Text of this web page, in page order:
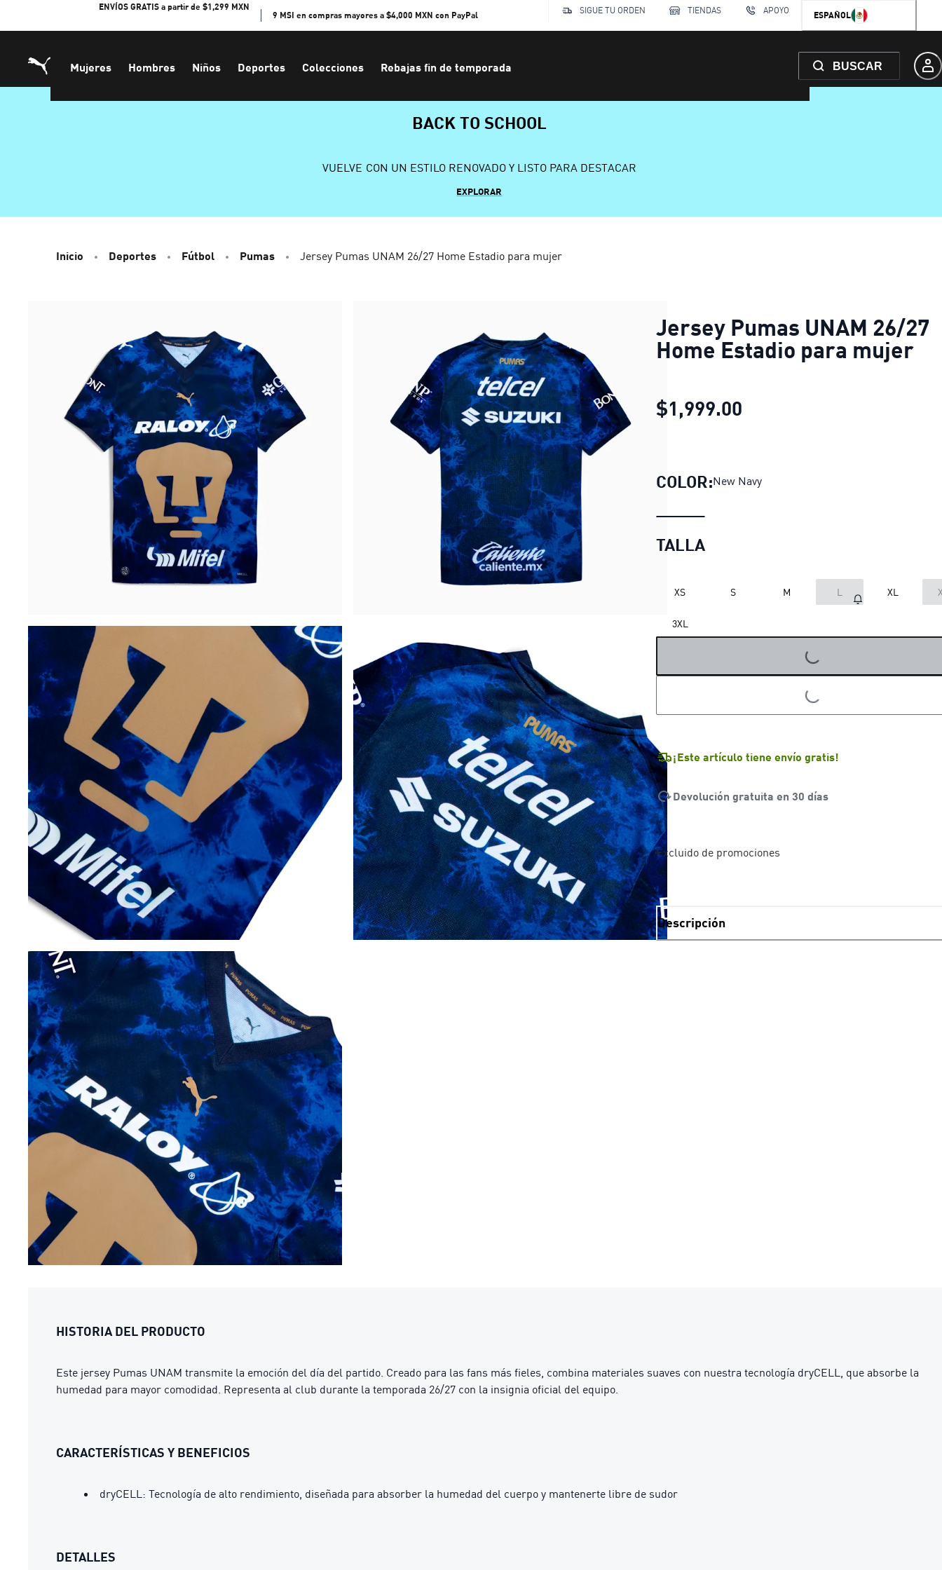
ENVÍOS GRATIS a partir de $1,299 MXN
9 MSI en compras mayores a $4,000 MXN con PayPal
SIGUE TU ORDEN TIENDAS APOYO ESPAÑOL
Mujeres Hombres Niños Deportes Colecciones Rebajas fin de temporada BUSCAR
BACK TO SCHOOL
VUELVE CON UN ESTILO RENOVADO Y LISTO PARA DESTACAR
EXPLORAR
Inicio Deportes Fútbol Pumas Jersey Pumas UNAM 26/27 Home Estadio para mujer
Jersey Pumas UNAM 26/27
Home Estadio para mujer
$1,999.00
COLOR:New Navy
TALLA
XS S M L XL
3XL LOADING...
LOADING...
¡Este artículo tiene envío gratis!
Devolución gratuita en 30 días
Excluido de promociones
Descripción
HISTORIA DEL PRODUCTO
Este jersey Pumas UNAM transmite la emoción del día del partido. Creado para las fans más fieles, combina materiales suaves con nuestra tecnología dryCELL, que absorbe la
humedad para mayor comodidad. Representa al club durante la temporada 26/27 con la insignia oficial del equipo.
CARACTERÍSTICAS Y BENEFICIOS
dryCELL: Tecnología de alto rendimiento, diseñada para absorber la humedad del cuerpo y mantenerte libre de sudor
DETALLES